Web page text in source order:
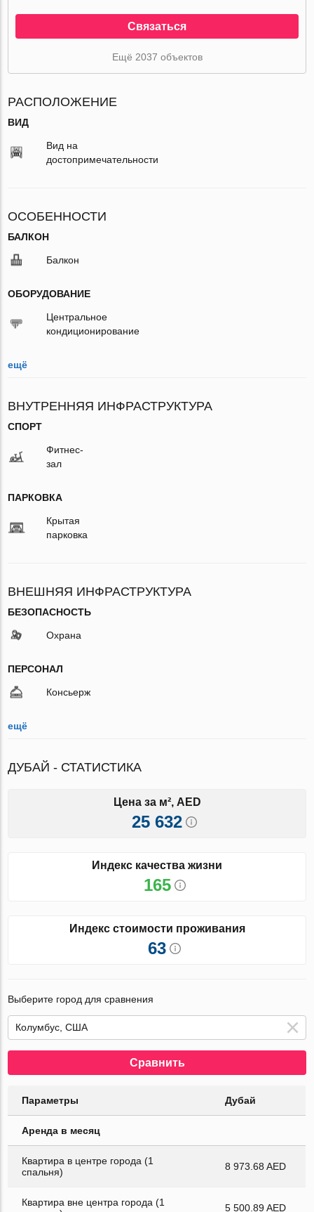
Связаться
Ещё 2037 объектов
РАСПОЛОЖЕНИЕ
ВИД
Вид на
достопримечательности
ОСОБЕННОСТИ
БАЛКОН
Балкон
ОБОРУДОВАНИЕ
Центральное
кондиционирование
ещё
ВНУТРЕННЯЯ ИНФРАСТРУКТУРА
СПОРТ
Фитнес-
зал
ПАРКОВКА
Крытая
парковка
ВНЕШНЯЯ ИНФРАСТРУКТУРА
БЕЗОПАСНОСТЬ
Охрана
ПЕРСОНАЛ
Консьерж
ещё
ДУБАЙ - СТАТИСТИКА
Цена за м², AED
25 632
Индекс качества жизни
165
Индекс стоимости проживания
63
Выберите город для сравнения
Сравнить
Параметры Дубай
Аренда в месяц
Квартира в центре города (1
спальня)
8 973.68 AED
Квартира вне центра города (1
5 500.89 AED